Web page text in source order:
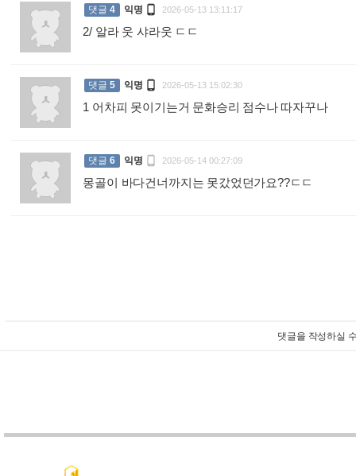
댓글 4 익명  2026-05-13 13:11:17
2/ 알라 웃 샤라웃 ㄷㄷ
댓글 5 익명  2026-05-13 15:02:30
1 어차피 못이기는거 문화승리 점수나 따자꾸나
댓글 6 익명  2026-05-14 00:27:09
몽골이 바다건너까지는 못갔었던가요??ㄷㄷ
댓글을 작성하실